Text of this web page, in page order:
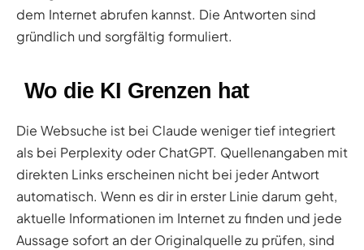
dem Internet abrufen kannst. Die Antworten sind
gründlich und sorgfältig formuliert.
Wo die KI Grenzen hat
Die Websuche ist bei Claude weniger tief integriert
als bei Perplexity oder ChatGPT. Quellenangaben mit
direkten Links erscheinen nicht bei jeder Antwort
automatisch. Wenn es dir in erster Linie darum geht,
aktuelle Informationen im Internet zu finden und jede
Aussage sofort an der Originalquelle zu prüfen, sind